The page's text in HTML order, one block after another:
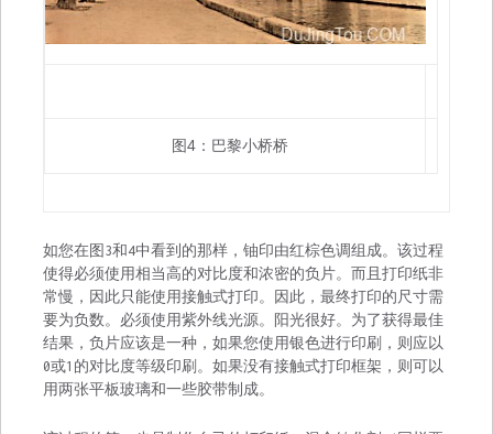
图4：巴黎小桥桥
如您在图3和4中看到的那样，铀印由红棕色调组成。该过程
使得必须使用相当高的对比度和浓密的负片。而且打印纸非
常慢，因此只能使用接触式打印。因此，最终打印的尺寸需
要为负数。必须使用紫外线光源。阳光很好。为了获得最佳
结果，负片应该是一种，如果您使用银色进行印刷，则应以
0或1的对比度等级印刷。如果没有接触式打印框架，则可以
用两张平板玻璃和一些胶带制成。